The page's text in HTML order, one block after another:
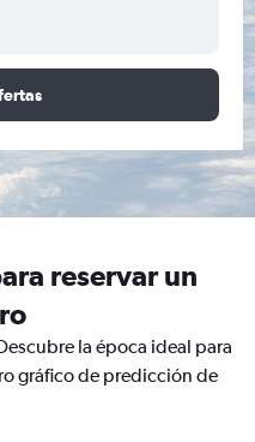
reservar un
la época ideal para
gráfico de predicción de